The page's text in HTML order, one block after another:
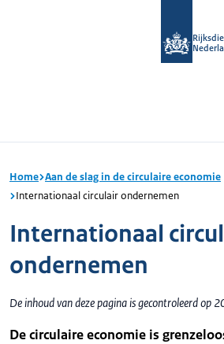
Home Aan de slag in de circulaire economie
Internationaal circulair ondernemen
Internationaal
ondernemen
De inhoud van deze pagina is gecontroleerd op
De circulaire economie is